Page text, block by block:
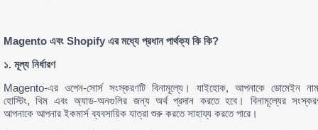
Magento এবং Shopify এরমধ্যে প্রধানপার্থক্য কিকি?
১. মূল্য নির্ধারণ
Magento-এর ওপেন-সোর্স সংস্করণটি বিনামূল্যে। যাইহোক, আপনাকে ডোমেইন
হোস্টিং, থিম এবং অ্যাড-অনগুলির জন্য অর্থ প্রদান করতে হবে। বিনামূল্যের
আপনাকে আপনার ইকমার্স ব্যবসায়িক যাত্রা শুরু করতে সাহায্য করতে পারে।